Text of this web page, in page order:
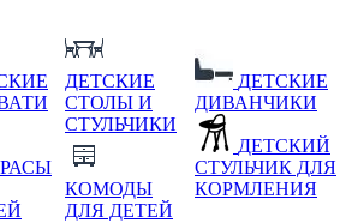
ДЕТСКИЕ
СТОЛЫ И
СТУЛЬЧИКИ
КОМОДЫ
ДЛЯ ДЕТЕЙ
ДЕТСКИЕ
ДИВАНЧИКИ
ДЕТСКИЙ
СТУЛЬЧИК ДЛЯ
КОРМЛЕНИЯ